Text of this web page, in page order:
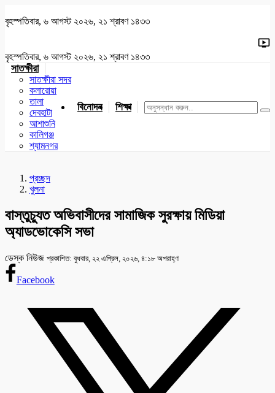
বৃহস্পতিবার, ৬ আগস্ট ২০২৬, ২১ শ্রাবণ ১৪৩৩
বৃহস্পতিবার, ৬ আগস্ট ২০২৬, ২১ শ্রাবণ ১৪৩৩
সাতক্ষীরা
সাতক্ষীরা সদর
কলারোয়া
তালা
দেবহাটা
আশাশুনি
কালিগঞ্জ
শ্যামনগর
বিনোদন শিক্ষা খেলাধুলা জাতীয় যশোর
প্রচ্ছদ
খুলনা
বাস্তুচ্যুত অভিবাসীদের সামাজিক সুরক্ষায় মিডিয়া
অ্যাডভোকেসি সভা
ডেস্ক নিউজ প্রকাশিত: বুধবার, ২২ এপ্রিল, ২০২৬, ৪:১৮ অপরাহ্ণ
Facebook